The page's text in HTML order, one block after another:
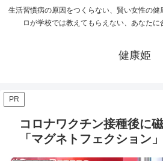
生活習慣病の原因をつくらない、賢い女性の
ロが学校では教えてもらえない、あなたに
健康姫
PR
コロナワクチン接種後に
「マグネトフェクション」